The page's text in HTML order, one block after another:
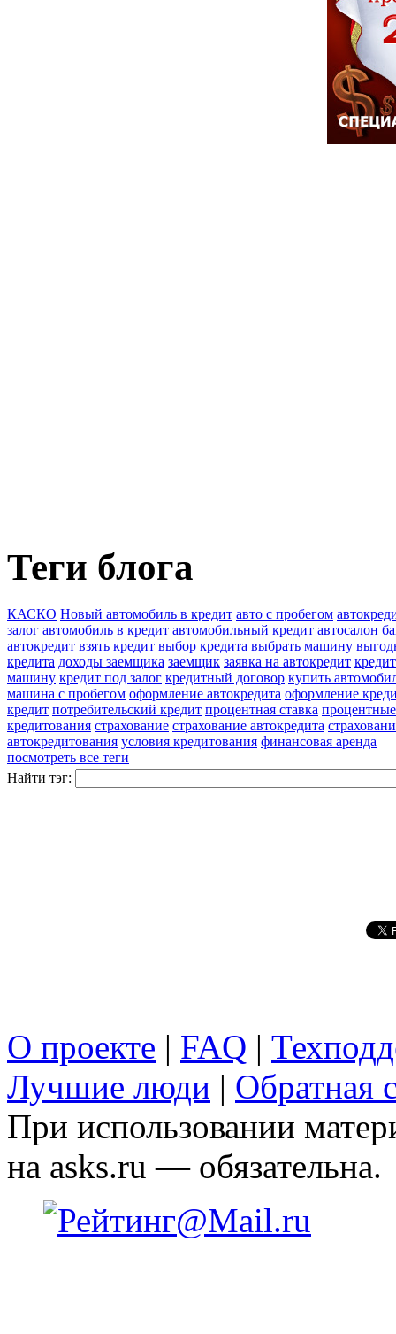
Теги блога
КАСКО Новый автомобиль в кредит авто с пробегом
залог автомобиль в кредит автомобильный кредит автосалон
автокредит взять кредит выбор кредита выбрать машину
кредита доходы заемщика заемщик заявка на автокредит кредит
машину кредит под залог кредитный договор купить
машина с пробегом оформление автокредита оформление
кредит потребительский кредит процентная ставка
кредитования страхование страхование автокредита
автокредитования условия кредитования финансовая аренда
посмотреть все теги
Найти тэг:
О проекте | FAQ |
Лучшие люди | Обратная
При использовании
на asks.ru — обязательна.